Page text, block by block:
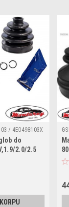
/ 4E0498103X
/
/ KAD865
854029216 /
do
2.0/2.5